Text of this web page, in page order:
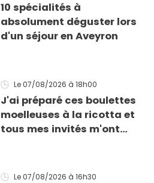
10 spécialités à
absolument déguster lors
d'un séjour en Aveyron
Le 07/08/2026 à 18h00
J'ai préparé ces boulettes
moelleuses à la ricotta et
tous mes invités m'ont
Le 07/08/2026 à 16h30